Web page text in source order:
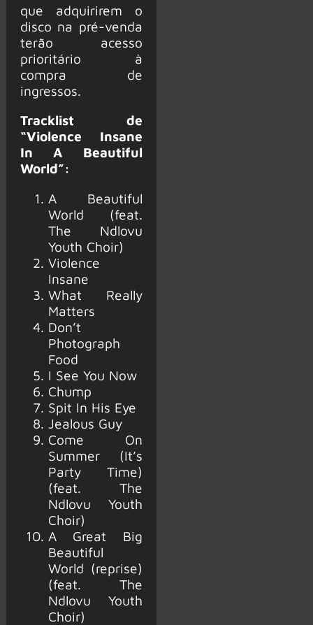
que adquirirem o
disco na pré-venda
terão acesso
prioritário à
compra de
ingressos.
Tracklist de
“Violence Insane
In A Beautiful
World”:
A Beautiful
World (feat.
The Ndlovu
Youth Choir)
Violence
Insane
What Really
Matters
Don’t
Photograph
Food
I See You Now
Chump
Spit In His Eye
Jealous Guy
Come On
Summer (It’s
Party Time)
(feat. The
Ndlovu Youth
Choir)
A Great Big
Beautiful
World (reprise)
(feat. The
Ndlovu Youth
Choir)